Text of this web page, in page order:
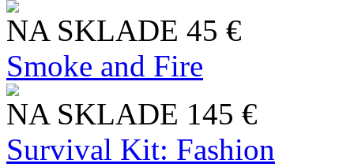
NA SKLADE 45 €
Smoke and Fire
NA SKLADE 145 €
Survival Kit: Fashion